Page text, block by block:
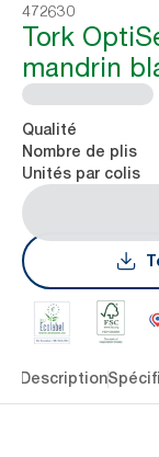
472630
Tork
mandrin
Qualité
Nombre de plis
Unités par colis
Description